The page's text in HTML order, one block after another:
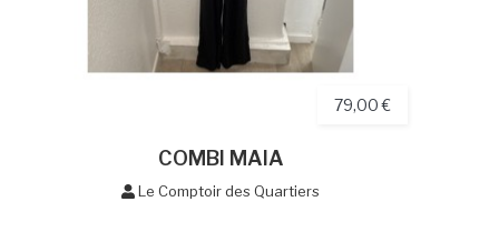
79,00 €
COMBI MAIA
Le Comptoir des Quartiers